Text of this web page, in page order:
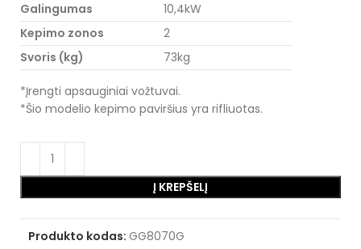
Galingumas
10,4kW
Kepimo zonos
2
Svoris (kg)
73kg
*Įrengti apsauginiai vožtuvai.
*Šio modelio kepimo paviršius yra rifliuotas.
Į KREPŠELĮ
Produkto kodas: GG8070G